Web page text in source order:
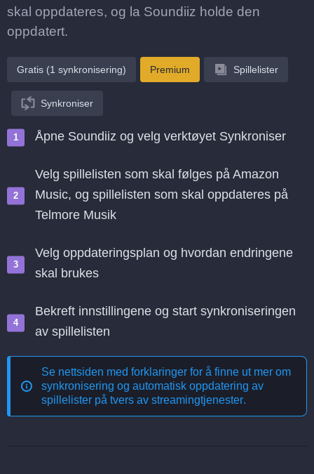
skal oppdateres, og la Soundiiz holde den
oppdatert.
Gratis (1 synkronisering) Premium Spillelister
Synkroniser
Åpne Soundiiz og velg verktøyet Synkroniser
Velg spillelisten som skal følges på Amazon
Music, og spillelisten som skal oppdateres på
Telmore Musik
Velg oppdateringsplan og hvordan endringene
skal brukes
Bekreft innstillingene og start synkroniseringen
av spillelisten
Se nettsiden med forklaringer for å finne ut mer om
synkronisering og automatisk oppdatering av
spillelister på tvers av streamingtjenester.